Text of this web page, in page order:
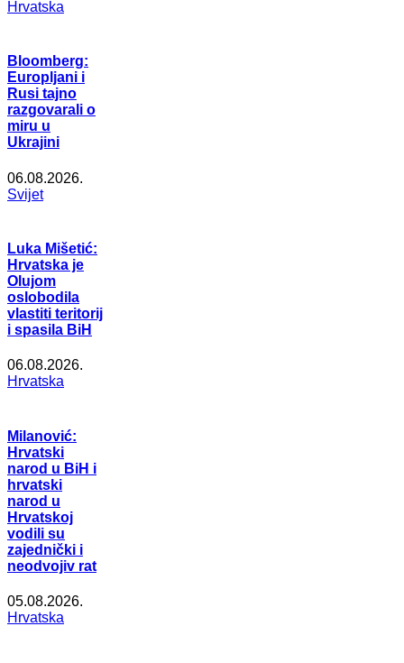
Hrvatska
Bloomberg:
Europljani i
Rusi tajno
razgovarali o
miru u
Ukrajini
06.08.2026.
Svijet
Luka Mišetić:
Hrvatska je
Olujom
oslobodila
vlastiti teritorij
i spasila BiH
06.08.2026.
Hrvatska
Milanović:
Hrvatski
narod u BiH i
hrvatski
narod u
Hrvatskoj
vodili su
zajednički i
neodvojiv rat
05.08.2026.
Hrvatska